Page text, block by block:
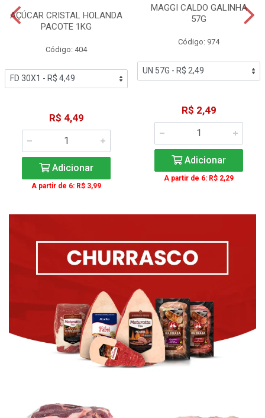
AÇÚCAR CRISTAL HOLANDA
PACOTE 1KG
Código: 404
R$ 4,49
Adicionar
A partir de 6: R$ 3,99
MAGGI CALDO GALINHA
57G
Código: 974
R$ 2,49
Adicionar
A partir de 6: R$ 2,29